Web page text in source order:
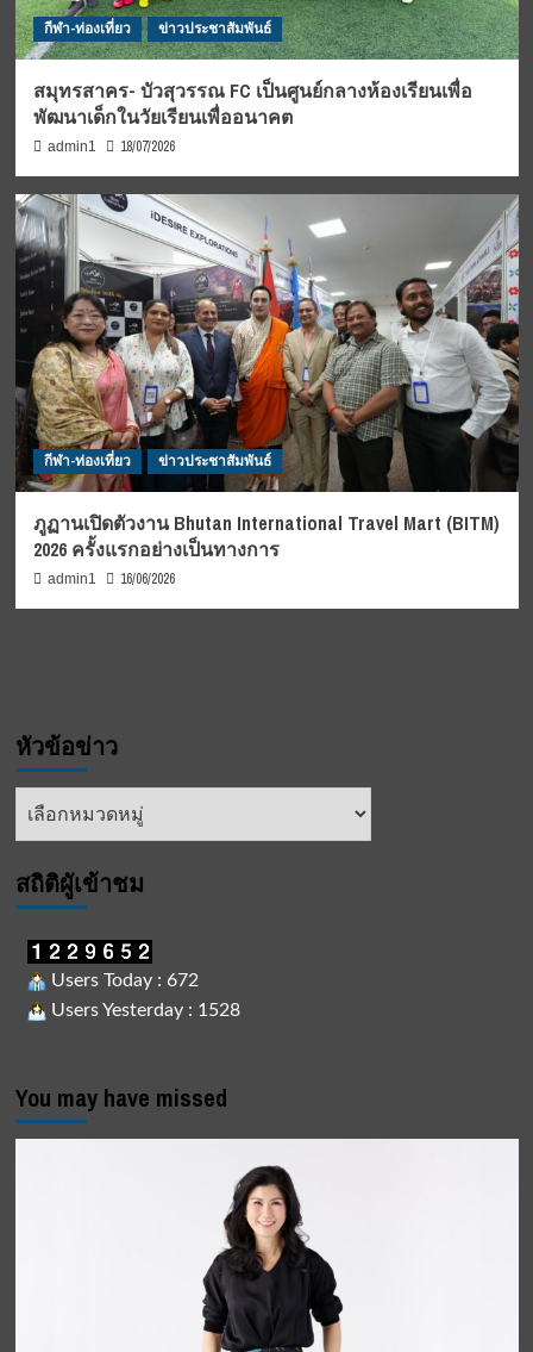
กีฬา-ท่องเที่ยว ข่าวประชาสัมพันธ์
สมุทรสาคร- บัวสุวรรณ FC เป็นศูนย์กลางห้องเรียนเพื่อ
พัฒนาเด็กในวัยเรียนเพื่ออนาคต
admin1 18/07/2026
กีฬา-ท่องเที่ยว ข่าวประชาสัมพันธ์
ภูฏานเปิดตัวงาน Bhutan International Travel Mart (BITM)
2026 ครั้งแรกอย่างเป็นทางการ
admin1 16/06/2026
หัวข้อข่าว
หัวข้อ
สถิติผูัเข้าชม
Users Today : 672
Users Yesterday : 1528
You may have missed